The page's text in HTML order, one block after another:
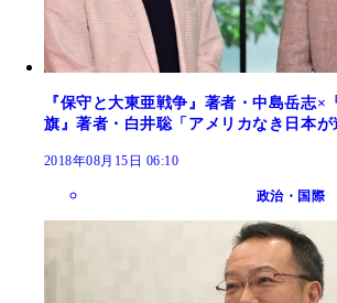
『保守と大東亜戦争』著者・中島岳志
旗』著者・白井聡「アメリカなき日本が
2018年08月15日 06:10
政治・国際